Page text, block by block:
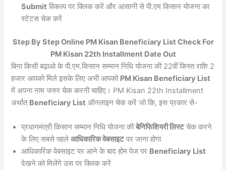
Submit विकल्प पर क्लिक करें और आसानी से पी.एम किसान योजना का
स्टेटस चेक करें
Step By Step Online PM Kisan Beneficiary List Check For
PM Kisan 22th Installment Date Out
बिना किसी बढ़ाओ के पी.एम.किसान सम्मान निधि योजना की 22वीं किस्त राशि 2
हजार आपको मिले इसके लिए अभी आपको PM Kisan Beneficiary List
में अपना नाम जरुर चेक करनी चाहिए। PM Kisan 22th Installment
अर्थात Beneficiary List ऑनलाइन चेक करें जो कि, इस प्रकार से-
प्रधानमंत्री किसान सम्मान निधि योजना कीबेनिफिशियरी लिस्टचेक करने
के लिए सबसे पहलेआधिकारिक वेबसाइटपर जाना होगा
आधिकारिक वेबसाइट पर आने के बाद होम पेज पर Beneficiary List
देखने को मिलेंगे उस पर क्लिक करें